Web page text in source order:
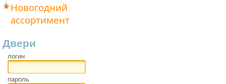
Новогодний
ассортимент
Двери
логин
пароль